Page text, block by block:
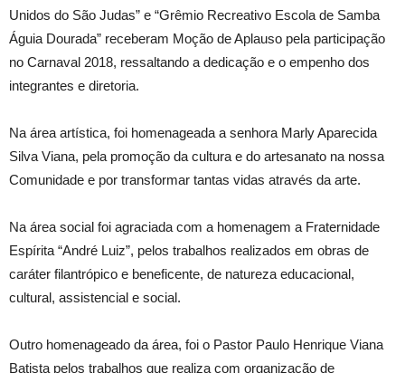
Unidos do São Judas” e “Grêmio Recreativo Escola de Samba
Águia Dourada” receberam Moção de Aplauso pela participação
no Carnaval 2018, ressaltando a dedicação e o empenho dos
integrantes e diretoria.
Na área artística, foi homenageada a senhora Marly Aparecida
Silva Viana, pela promoção da cultura e do artesanato na nossa
Comunidade e por transformar tantas vidas através da arte.
Na área social foi agraciada com a homenagem a Fraternidade
Espírita “André Luiz”, pelos trabalhos realizados em obras de
caráter filantrópico e beneficente, de natureza educacional,
cultural, assistencial e social.
Outro homenageado da área, foi o Pastor Paulo Henrique Viana
Batista pelos trabalhos que realiza com organização de